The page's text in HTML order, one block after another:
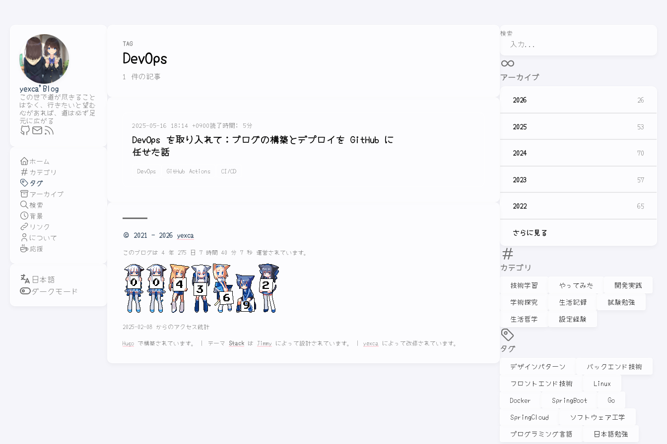
yexca'Blog
この世で道が尽きること
はなく、行きたいと望む
心があれば、道は必ず足
元に広がる
ホーム
カテゴリ
タグ
アーカイブ
検索
背景
リンク
について
応援
ダークモード
検索
アーカイブ
2026 26
2025 53
2024 70
2023 57
2022 65
さらに見る
カテゴリ
技術学習 やってみた
開発実践
学術探究
生活記録
試験勉強
生活哲学
設定経験
タグ
デザインパターン
バックエンド技術
フロントエンド技術
Linux
Docker
SpringBoot
Go
SpringCloud
ソフトウェア工学
プログラミング言語
日本語勉強
TAG
DevOps
1 件の記事
2025-05-16 18:14 +0900読了時間: 5分
DevOps を取り入れて：ブログの構築とデプロイを GitHub に
任せた話
DevOps GitHub Actions CI/CD
© 2021 - 2026 yexca
このブログは 4 年 275 日 7 時間 40 分 8 秒 運営されています。
2025-02-08 からのアクセス統計
Hugoで構築されています。 | テーマ Stackは Jimmy によって設計されています。 | yexca によって改修されています。